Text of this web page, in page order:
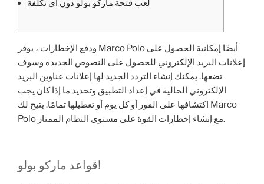
لعب فتحة ماركو بولو دون أي تكلفة
ودفع الإخطارات ، يوفر Marco Polo أيضًا إمكانية الحصول على
إعلانات البريد الإلكتروني للحصول على النصوص الجديدة وسوف
تضعها. يمكنك إنشاء التردد الجديد لها إعلانات عناوين البريد
الإلكتروني الحالية في إعداد التطبيق وتحديد ما إذا كان يجب
اكتشافها على الفور أو كل يوم أو تعطيلها تمامًا. يتيح لك Marco
Polo مع إنشاء إخطارات القوة على مستوى النظام الممتاز.
قواعد ماركو بولو!